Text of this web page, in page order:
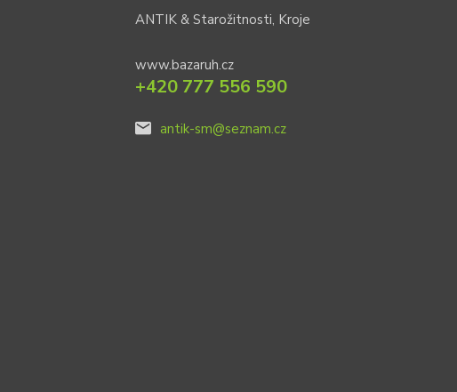
ANTIK & Starožitnosti, Kroje
www.bazaruh.cz
+420 777 556 590
antik-sm@seznam.cz